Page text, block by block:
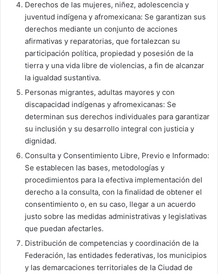
Derechos de las mujeres, niñez, adolescencia y
juventud indígena y afromexicana: Se garantizan sus
derechos mediante un conjunto de acciones
afirmativas y reparatorias, que fortalezcan su
participación política, propiedad y posesión de la
tierra y una vida libre de violencias, a fin de alcanzar
la igualdad sustantiva.
Personas migrantes, adultas mayores y con
discapacidad indígenas y afromexicanas: Se
determinan sus derechos individuales para garantizar
su inclusión y su desarrollo integral con justicia y
dignidad.
Consulta y Consentimiento Libre, Previo e Informado:
Se establecen las bases, metodologías y
procedimientos para la efectiva implementación del
derecho a la consulta, con la finalidad de obtener el
consentimiento o, en su caso, llegar a un acuerdo
justo sobre las medidas administrativas y legislativas
que puedan afectarles.
Distribución de competencias y coordinación de la
Federación, las entidades federativas, los municipios
y las demarcaciones territoriales de la Ciudad de